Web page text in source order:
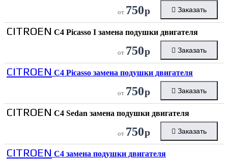
от 750р Заказать
CITROEN C4 Picasso I замена подушки двигателя
от 750р Заказать
CITROEN C4 Picasso замена подушки двигателя
от 750р Заказать
CITROEN C4 Sedan замена подушки двигателя
от 750р Заказать
CITROEN C4 замена подушки двигателя